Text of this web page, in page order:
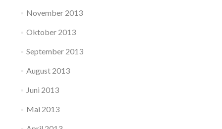
November 2013
Oktober 2013
September 2013
August 2013
Juni 2013
Mai 2013